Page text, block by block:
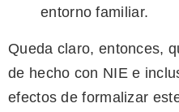
entorno familiar.
Queda claro, entonces,
de hecho con NIE e
efectos de formalizar